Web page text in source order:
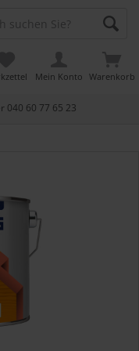
040 60 77 65 23
Warenkorb
Mein Konto